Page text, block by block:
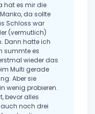
hat es mir die
da sollte
Schloss war
(vermutlich)
Dann hatte ich
summte es
wieder das
Multi gerade
Aber sie
wenig probieren.
bevor alles
noch drei